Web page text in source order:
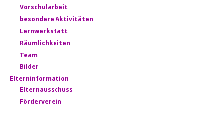
Vorschularbeit
besondere Aktivitäten
Lernwerkstatt
Räumlichkeiten
Team
Bilder
Elterninformation
Elternausschuss
Förderverein